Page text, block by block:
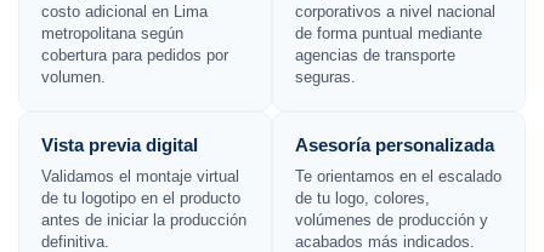
costo adicional en Lima
metropolitana según
cobertura para pedidos por
volumen.
corporativos a nivel nacional
de forma puntual mediante
agencias de transporte
seguras.
Vista previa digital
Validamos el montaje virtual
de tu logotipo en el producto
antes de iniciar la producción
definitiva.
Asesoría personalizada
Te orientamos en el escalado
de tu logo, colores,
volúmenes de producción y
acabados más indicados.